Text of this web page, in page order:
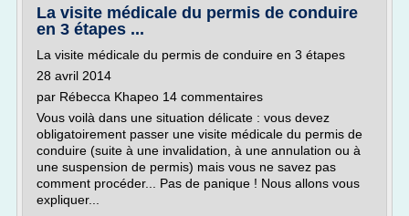
La visite médicale du permis de conduire
en 3 étapes ...
La visite médicale du permis de conduire en 3 étapes
28 avril 2014
par Rébecca Khapeo 14 commentaires
Vous voilà dans une situation délicate : vous devez
obligatoirement passer une visite médicale du permis de
conduire (suite à une invalidation, à une annulation ou à
une suspension de permis) mais vous ne savez pas
comment procéder... Pas de panique ! Nous allons vous
expliquer...